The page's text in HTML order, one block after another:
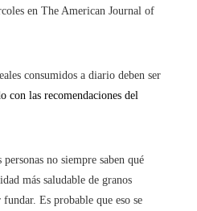
en The American Journal of
consumidos a diario deben ser
con las recomendaciones del
no siempre saben qué
más saludable de granos
fundar. Es probable que eso se